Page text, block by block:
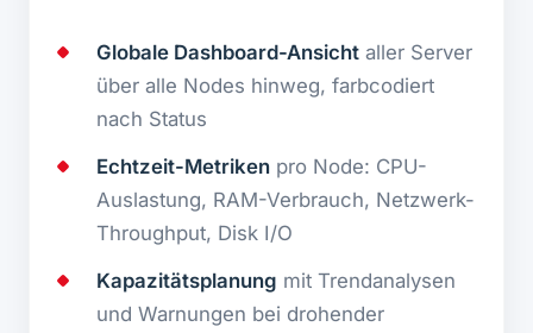
Globale Dashboard-Ansicht aller Server
über alle Nodes hinweg, farbcodiert
nach Status
Echtzeit-Metriken pro Node: CPU-
Auslastung, RAM-Verbrauch, Netzwerk-
Throughput, Disk I/O
Kapazitätsplanung mit Trendanalysen
und Warnungen bei drohender